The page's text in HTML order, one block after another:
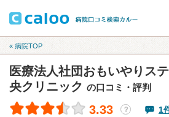
« 病院TOP
医療法人社団おもいやりス
央クリニック の口コミ・評判
3.33 ？ 1